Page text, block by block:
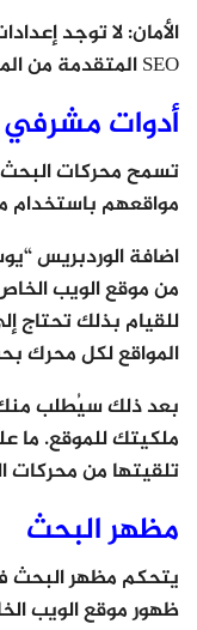
الأمان: لا توجد
SEO المتقدمة من المؤلفين لتحسين الأمان.
أدوات مشرفي
تسمح محركات البحث
مواقعهم باستخدام
اضافة الوردبريس
من موقع الويب
للقيام بذلك تحتاج
المواقع لكل محرك
بعد ذلك سيُطلب
ملكيتك للموقع. ما
تلقيتها من محركات
مظهر البحث
ظهور موقع الويب